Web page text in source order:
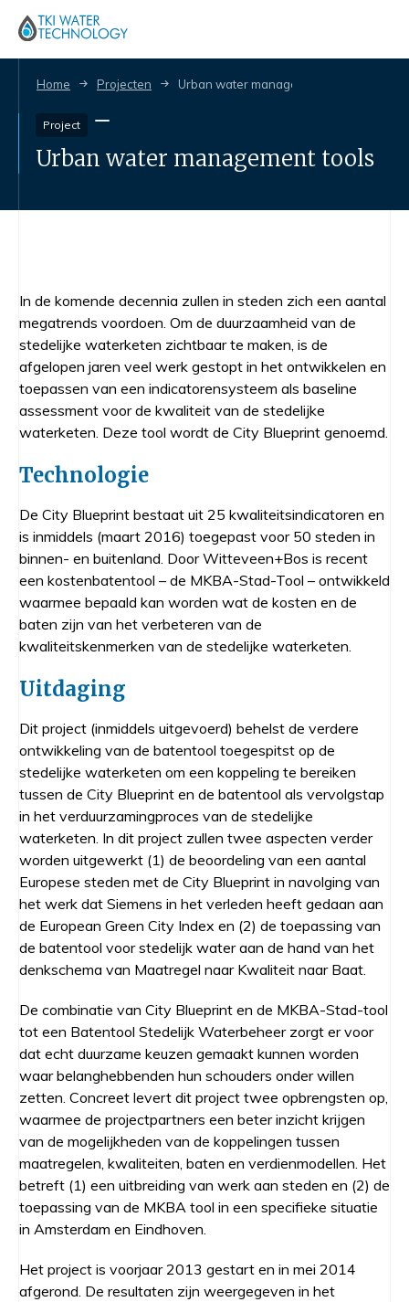
Home Projecten Urban water management tools
Project
Urban water management tools
In de komende decennia zullen in steden zich een aantal
megatrends voordoen. Om de duurzaamheid van de
stedelijke waterketen zichtbaar te maken, is de
afgelopen jaren veel werk gestopt in het ontwikkelen en
toepassen van een indicatorensysteem als baseline
assessment voor de kwaliteit van de stedelijke
waterketen. Deze tool wordt de City Blueprint genoemd.
Technologie
De City Blueprint bestaat uit 25 kwaliteitsindicatoren en
is inmiddels (maart 2016) toegepast voor 50 steden in
binnen- en buitenland. Door Witteveen+Bos is recent
een kostenbatentool – de MKBA-Stad-Tool – ontwikkeld
waarmee bepaald kan worden wat de kosten en de
baten zijn van het verbeteren van de
kwaliteitskenmerken van de stedelijke waterketen.
Uitdaging
Dit project (inmiddels uitgevoerd) behelst de verdere
ontwikkeling van de batentool toegespitst op de
stedelijke waterketen om een koppeling te bereiken
tussen de City Blueprint en de batentool als vervolgstap
in het verduurzamingproces van de stedelijke
waterketen. In dit project zullen twee aspecten verder
worden uitgewerkt (1) de beoordeling van een aantal
Europese steden met de City Blueprint in navolging van
het werk dat Siemens in het verleden heeft gedaan aan
de European Green City Index en (2) de toepassing van
de batentool voor stedelijk water aan de hand van het
denkschema van Maatregel naar Kwaliteit naar Baat.
De combinatie van City Blueprint en de MKBA-Stad-tool
tot een Batentool Stedelijk Waterbeheer zorgt er voor
dat echt duurzame keuzen gemaakt kunnen worden
waar belanghebbenden hun schouders onder willen
zetten. Concreet levert dit project twee opbrengsten op,
waarmee de projectpartners een beter inzicht krijgen
van de mogelijkheden van de koppelingen tussen
maatregelen, kwaliteiten, baten en verdienmodellen. Het
betreft (1) een uitbreiding van werk aan steden en (2) de
toepassing van de MKBA tool in een specifieke situatie
in Amsterdam en Eindhoven.
Het project is voorjaar 2013 gestart en in mei 2014
afgerond. De resultaten zijn weergegeven in het